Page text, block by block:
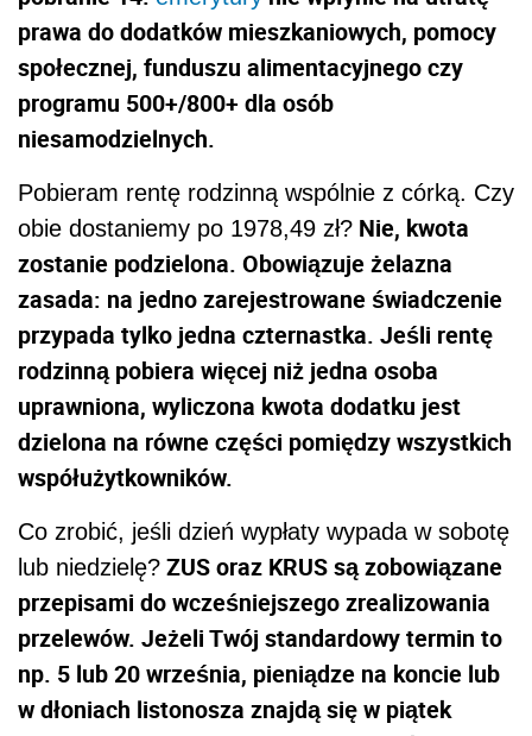
prawa do dodatków mieszkaniowych, pomocy
społecznej, funduszu alimentacyjnego czy
programu 500+/800+ dla osób
niesamodzielnych.
Pobieram rentę rodzinną wspólnie z córką. Czy
obie dostaniemy po 1978,49 zł? Nie, kwota
zostanie podzielona. Obowiązuje żelazna
zasada: na jedno zarejestrowane świadczenie
przypada tylko jedna czternastka. Jeśli rentę
rodzinną pobiera więcej niż jedna osoba
uprawniona, wyliczona kwota dodatku jest
dzielona na równe części pomiędzy wszystkich
współużytkowników.
Co zrobić, jeśli dzień wypłaty wypada w sobotę
lub niedzielę? ZUS oraz KRUS są zobowiązane
przepisami do wcześniejszego zrealizowania
przelewów. Jeżeli Twój standardowy termin to
np. 5 lub 20 września, pieniądze na koncie lub
w dłoniach listonosza znajdą się w piątek